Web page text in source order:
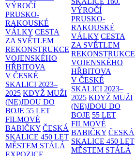
VÝROČÍ
PRUSKO-
RAKOUSKÉ
VÁLKY CESTA
ZA SVĚTLEM
REKONSTRUKCE
VOJENSKÉHO
HŘBITOVA
V ČESKÉ
SKALICI 2023–
2025 KDYŽ MUŽI
(NE)JDOU DO
BOJE 55 LET
FILMOVÉ
BABIČKY ČESKÁ
SKALICE 450 LET
MĚSTEM STÁLÁ
VÝROČÍ
PRUSKO-
RAKOUSKÉ
VÁLKY CESTA
ZA SVĚTLEM
REKONSTRUKCE
VOJENSKÉHO
HŘBITOVA
V ČESKÉ
SKALICI 2023–
2025 KDYŽ MUŽI
(NE)JDOU DO
BOJE 55 LET
FILMOVÉ
BABIČKY ČESKÁ
SKALICE 450 LET
MĚSTEM STÁLÁ